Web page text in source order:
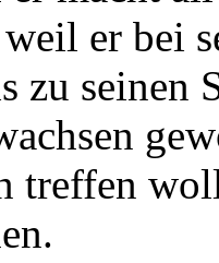
er bei
zu seinen
treffen